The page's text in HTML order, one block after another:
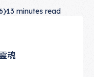
13 minutes read
魂